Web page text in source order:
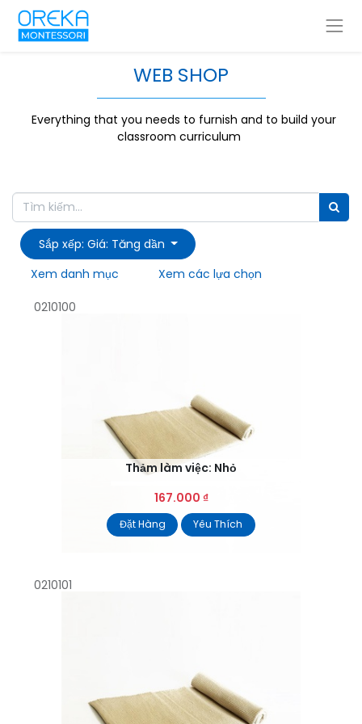
WEB SHOP
Everything that you needs to furnish and to build your
classroom curriculum
Sắp xếp: Giá: Tăng dần
Xem danh mục
Xem các lựa chọn
0210100
Thảm làm việc: Nhỏ
167.000 ₫
Đặt Hàng Yêu Thích
0210101